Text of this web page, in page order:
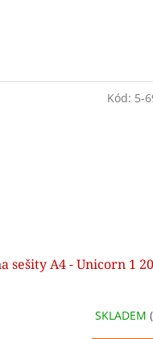
sešity A4 - Unicorn 1
SKLADEM
Kód: 5-